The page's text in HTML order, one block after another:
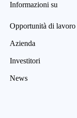
Informazioni su
Opportunità di lavoro
Azienda
Investitori
News